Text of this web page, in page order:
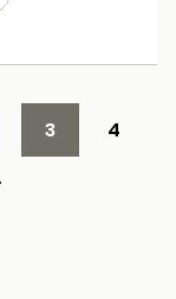
3
4